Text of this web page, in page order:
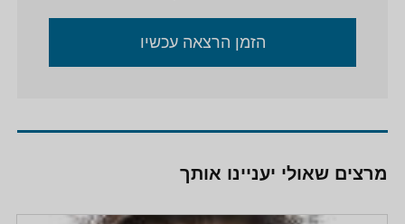
הזמן הרצאה עכשיו
מרצים שאולי יעניינו אותך